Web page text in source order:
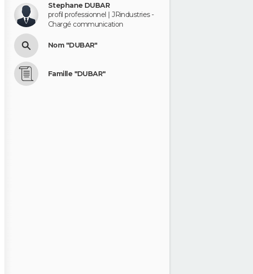
Stephane DUBAR
profil professionnel | JRindustries -
Chargé communication
Nom "DUBAR"
Famille "DUBAR"